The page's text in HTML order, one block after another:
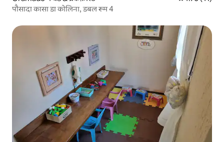
पौसादा कासा डा कोलिना, डबल रूम 4